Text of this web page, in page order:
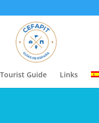
Guide Links